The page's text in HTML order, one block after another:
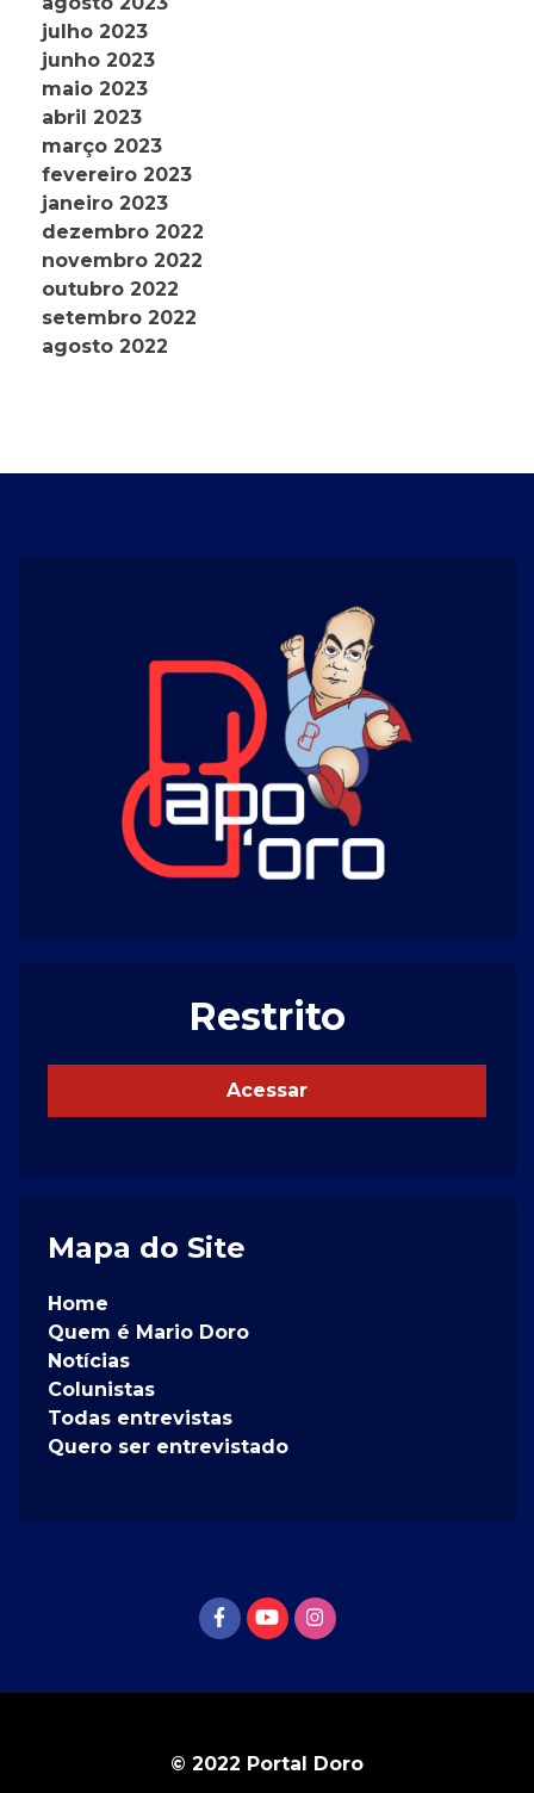
julho 2023
junho 2023
maio 2023
abril 2023
março 2023
fevereiro 2023
janeiro 2023
dezembro 2022
novembro 2022
outubro 2022
setembro 2022
agosto 2022
Restrito
Acessar
Mapa do Site
Home
Quem é Mario Doro
Notícias
Colunistas
Todas entrevistas
Quero ser entrevistado
© 2022 Portal Doro